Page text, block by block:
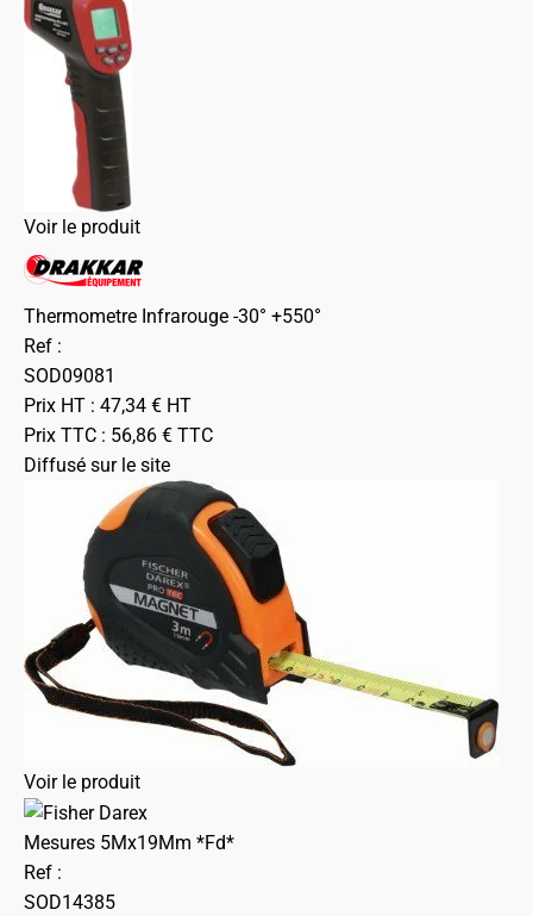
Voir le produit
Thermometre Infrarouge -30° +550°
Ref :
SOD09081
Prix HT : 47,34 € HT
Prix TTC : 56,86 € TTC
Diffusé sur le site
Voir le produit
Mesures 5Mx19Mm *Fd*
Ref :
SOD14385